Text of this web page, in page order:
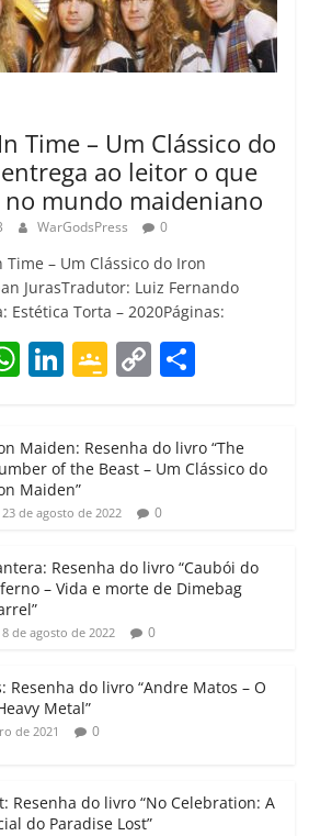
Time – Um Clássico do
ao leitor o que
mundo maideniano
WarGodsPress 0
Time – Um Clássico do Iron
JurasTradutor: Luiz Fernando
Estética Torta – 2020Páginas:
W
at
s
A
p
Li
e
dI
G
gl
e
Cl
a
ss
ro
o
C
p
y
Li
k
m
p
h
ar
Maiden: Resenha do livro “The
of the Beast – Um Clássico do
Maiden”
23 de agosto de 2022 0
Resenha do livro “Caubói do
– Vida e morte de Dimebag
8 de agosto de 2022 0
Resenha do livro “Andre Matos – O
Metal”
de 2021 0
Resenha do livro “No Celebration: A
do Paradise Lost”